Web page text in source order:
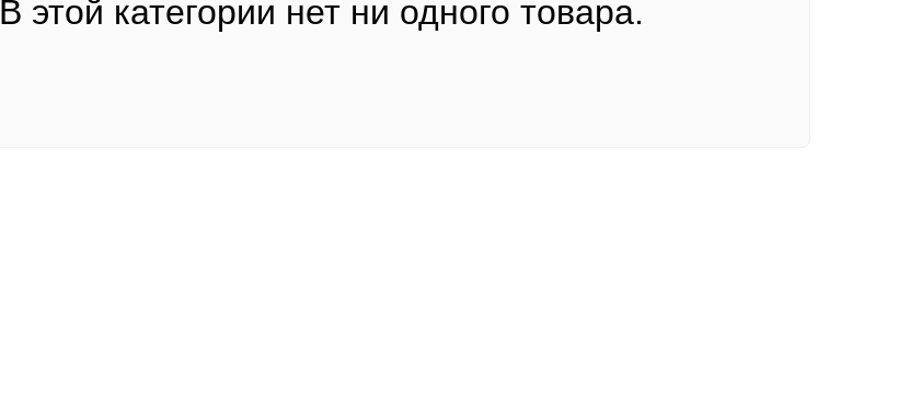
В этой категории нет ни одного товара.